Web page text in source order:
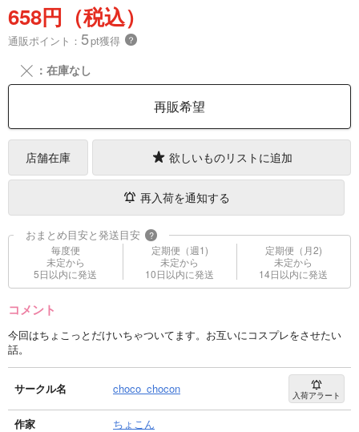
658円（税込）
通販ポイント： 5pt獲得 ？
╳ ：在庫なし
再販希望
店舗在庫 欲しいものリストに追加
再入荷を通知する
おまとめ目安と発送目安 ?
毎度便
未定から
5日以内に発送
定期便（週1)
未定から
10日以内に発送
定期便（月2)
未定から
14日以内に発送
コメント
今回はちょこっとだけいちゃついてます。お互いにコスプレをさせたい
話。
サークル名 choco_chocon 入荷アラート
作家
ちょこん